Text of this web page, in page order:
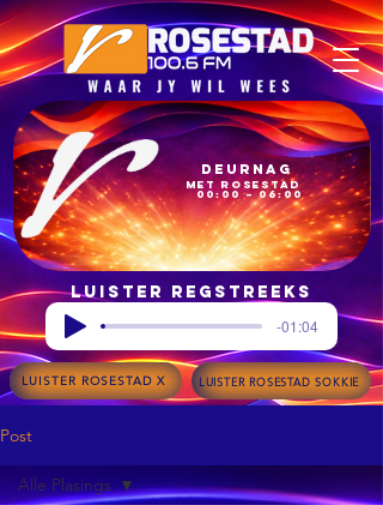
00:00 – 06:00
met Rosestad
Deurnag
Luister regstreeks
-01:04
LUISTER ROSESTAD X LUISTER ROSESTAD SOKKIE
Post
Alle Plasings